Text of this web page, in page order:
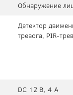
Обнаружение
Детектор
тревога, PIR-
DC 12 В, 4 А